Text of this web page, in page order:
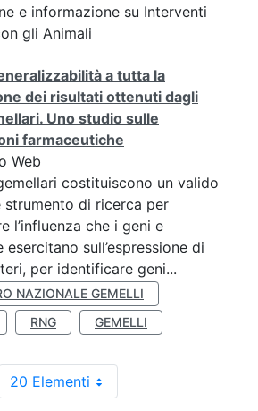
e informazione su Interventi
gli Animali
a tutta la
dei risultati ottenuti dagli
Uno studio sulle
farmaceutiche
Web
costituiscono un valido
strumento di ricerca per
l’influenza che i geni e
esercitano sull’espressione di
per identificare geni...
NAZIONALE GEMELLI
RNG GEMELLI
20 Elementi